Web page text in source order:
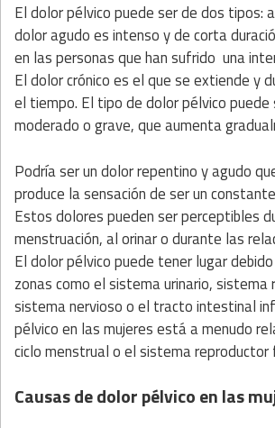
El dolor pélvico puede ser de dos tipos:
dolor agudo es intenso y de corta
en las personas que han sufrido una
El dolor crónico es el que se extiende y
el tiempo. El tipo de dolor pélvico puede
moderado o grave, que aumenta
Podría ser un dolor repentino y agudo
produce la sensación de ser un
Estos dolores pueden ser perceptibles
menstruación, al orinar o durante las
El dolor pélvico puede tener lugar
zonas como el sistema urinario, sistema
sistema nervioso o el tracto intestinal
pélvico en las mujeres está a menudo
ciclo menstrual o el sistema reproductor
Causas de dolor pélvico en las